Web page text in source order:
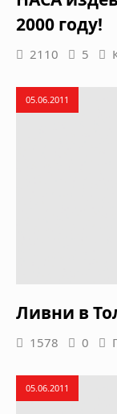
2000 году!
2110 5
05.06.2011
Ливни в
1578 0
05.06.2011